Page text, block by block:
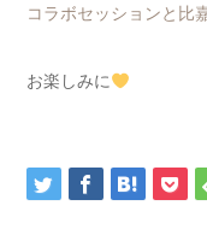
コラボセッションと比
お楽しみに